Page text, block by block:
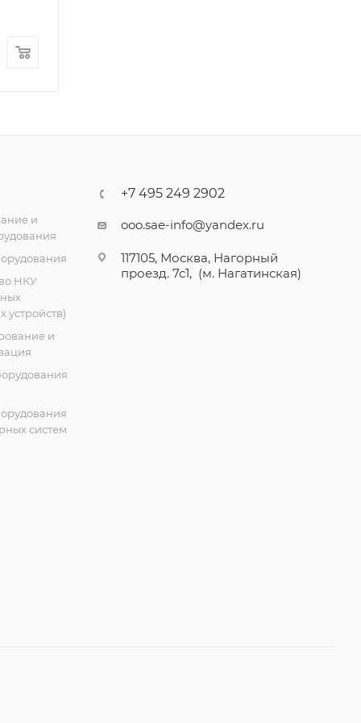
и
НКУ
устройств)
и
систем
+7 495 249 2902
ooo.sae-info@yandex.ru
117105, Москва, Нагорный
проезд. 7с1, (м. Нагатинская)